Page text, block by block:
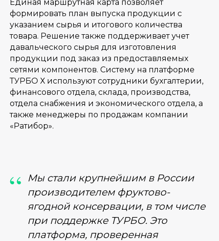
Единая маршрутная карта позволяет
формировать план выпуска продукции с
указанием сырья и итогового количества
товара. Решение также поддерживает учет
давальческого сырья для изготовления
продукции под заказ из предоставляемых
сетями компонентов. Систему на платформе
ТУРБО Х используют сотрудники бухгалтерии,
финансового отдела, склада, производства,
отдела снабжения и экономического отдела, а
также менеджеры по продажам компании
«Ратибор».
“
Мы стали крупнейшим в России
производителем фруктово-
ягодной консервации, в том числе
при поддержке ТУРБО. Это
платформа, проверенная